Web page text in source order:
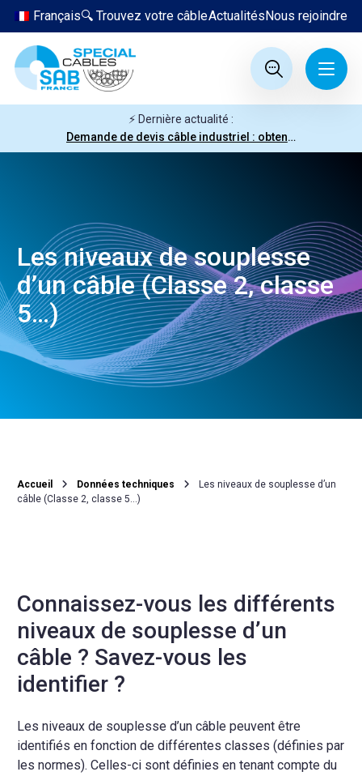
Nous rejoindre
Actualités
🔍 Trouvez votre câble
Français
⚡ Dernière actualité :
Demande de devis câble industriel : obtenez votre prix en quelques clics
Les niveaux de souplesse
d’un câble (Classe 2, classe
5…)
Accueil Données techniques
Les niveaux de souplesse d’un
câble (Classe 2, classe 5…)
Connaissez-vous les différents
niveaux de souplesse d’un
câble ? Savez-vous les
identifier ?
Les niveaux de souplesse d’un câble peuvent être
identifiés en fonction de différentes classes (définies par
les normes). Celles-ci sont définies en tenant compte du